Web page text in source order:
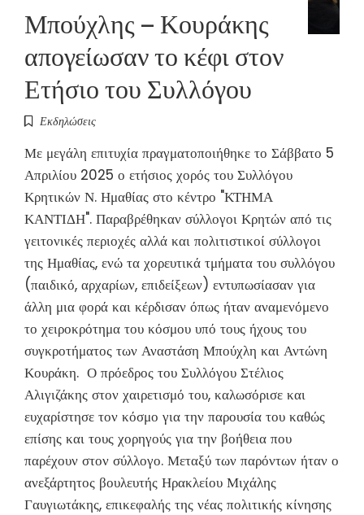
Μπούχλης – Κουράκης
απογείωσαν το κέφι στον
Ετήσιο του Συλλόγου
Εκδηλώσεις
Με μεγάλη επιτυχία πραγματοποιήθηκε το Σάββατο 5
Απριλίου 2025 ο ετήσιος χορός του Συλλόγου
Κρητικών Ν. Ημαθίας στο κέντρο "ΚΤΗΜΑ
ΚΑΝΤΙΔΗ". Παραβρέθηκαν σύλλογοι Κρητών από τις
γειτονικές περιοχές αλλά και πολιτιστικοί σύλλογοι
της Ημαθίας, ενώ τα χορευτικά τμήματα του συλλόγου
(παιδικό, αρχαρίων, επιδείξεων) εντυπωσίασαν για
άλλη μια φορά και κέρδισαν όπως ήταν αναμενόμενο
το χειροκρότημα του κόσμου υπό τους ήχους του
συγκροτήματος των Αναστάση Μπούχλη και Αντώνη
Κουράκη. Ο πρόεδρος του Συλλόγου Στέλιος
Αλιγιζάκης στον χαιρετισμό του, καλωσόρισε και
ευχαρίστησε τον κόσμο για την παρουσία του καθώς
επίσης και τους χορηγούς για την βοήθεια που
παρέχουν στον σύλλογο. Μεταξύ των παρόντων ήταν ο
ανεξάρτητος βουλευτής Ηρακλείου Μιχάλης
Γαυγιωτάκης, επικεφαλής της νέας πολιτικής κίνησης